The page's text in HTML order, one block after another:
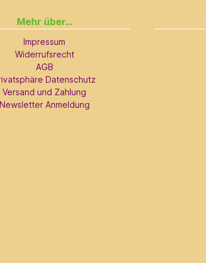
Mehr über...
Impressum
Widerrufsrecht
AGB
Datenschutz
Versand und Zahlung
Newsletter Anmeldung